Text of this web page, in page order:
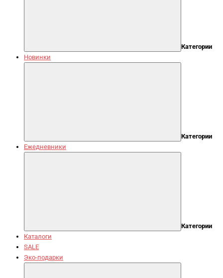
Категории
Новинки
Категории
Ежедневники
Категории
Каталоги
SALE
Эко-подарки